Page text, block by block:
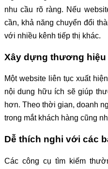
nhu cầu rõ ràng. Nếu
cần, khả năng chuyển đổi
với nhiều kênh tiếp thị khác.
Xây dựng thương
Một website liên tục xuất
nội dung hữu ích sẽ giúp
hơn. Theo thời gian, doanh
trong mắt khách hàng cũng
Dễ thích nghi với các
Các công cụ tìm kiếm